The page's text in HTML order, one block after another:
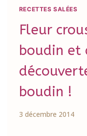
RECETTES SALÉES
Fleur
boudin et
boudin !
3 décembre 2014